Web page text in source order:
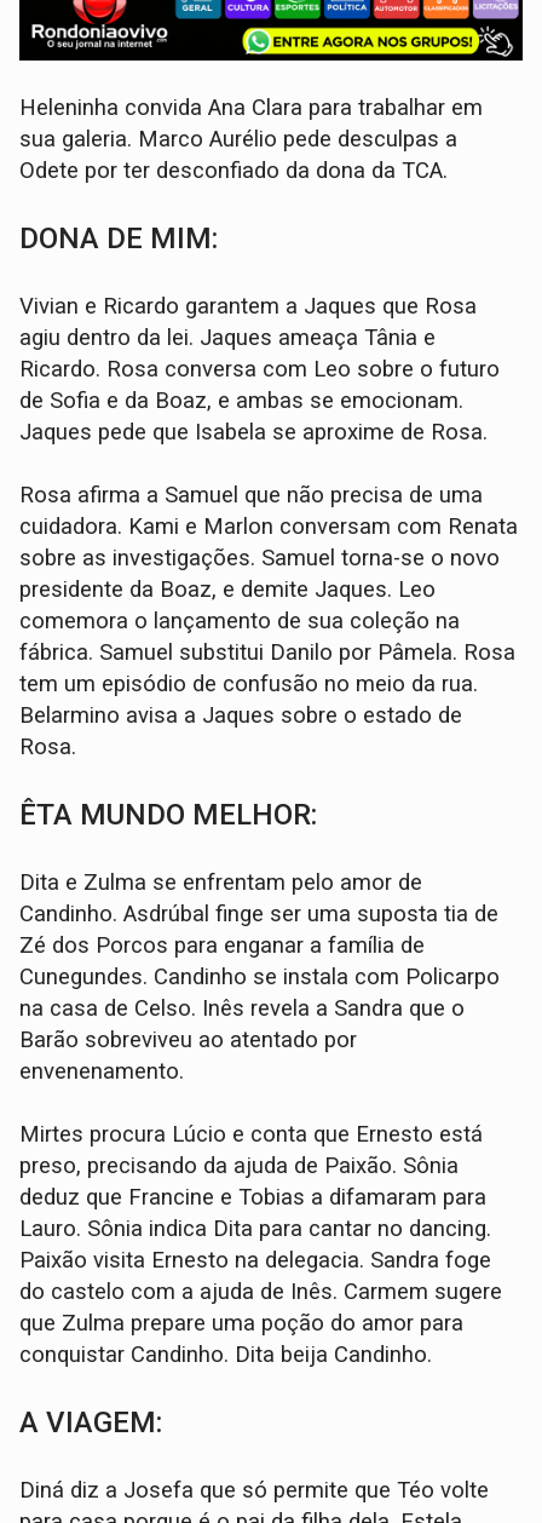
Heleninha convida Ana Clara para trabalhar em
sua galeria. Marco Aurélio pede desculpas a
Odete por ter desconfiado da dona da TCA.
DONA DE MIM:
Vivian e Ricardo garantem a Jaques que Rosa
agiu dentro da lei. Jaques ameaça Tânia e
Ricardo. Rosa conversa com Leo sobre o futuro
de Sofia e da Boaz, e ambas se emocionam.
Jaques pede que Isabela se aproxime de Rosa.
Rosa afirma a Samuel que não precisa de uma
cuidadora. Kami e Marlon conversam com Renata
sobre as investigações. Samuel torna-se o novo
presidente da Boaz, e demite Jaques. Leo
comemora o lançamento de sua coleção na
fábrica. Samuel substitui Danilo por Pâmela. Rosa
tem um episódio de confusão no meio da rua.
Belarmino avisa a Jaques sobre o estado de
Rosa.
ÊTA MUNDO MELHOR:
Dita e Zulma se enfrentam pelo amor de
Candinho. Asdrúbal finge ser uma suposta tia de
Zé dos Porcos para enganar a família de
Cunegundes. Candinho se instala com Policarpo
na casa de Celso. Inês revela a Sandra que o
Barão sobreviveu ao atentado por
envenenamento.
Mirtes procura Lúcio e conta que Ernesto está
preso, precisando da ajuda de Paixão. Sônia
deduz que Francine e Tobias a difamaram para
Lauro. Sônia indica Dita para cantar no dancing.
Paixão visita Ernesto na delegacia. Sandra foge
do castelo com a ajuda de Inês. Carmem sugere
que Zulma prepare uma poção do amor para
conquistar Candinho. Dita beija Candinho.
A VIAGEM:
Diná diz a Josefa que só permite que Téo volte